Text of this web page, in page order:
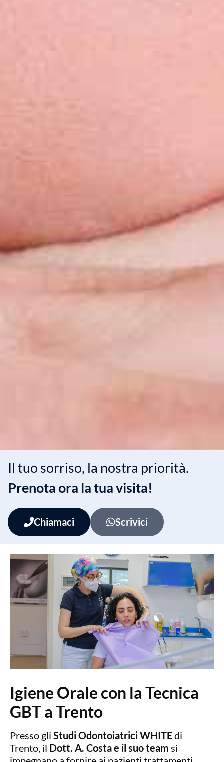
Il tuo sorriso, la nostra priorità.
Prenota ora la tua visita!
Chiamaci Scrivici
Igiene Orale con la Tecnica
GBT a Trento
Presso gli Studi Odontoiatrici WHITEdi
Trento, il Dott. A. Costa e il suo team si